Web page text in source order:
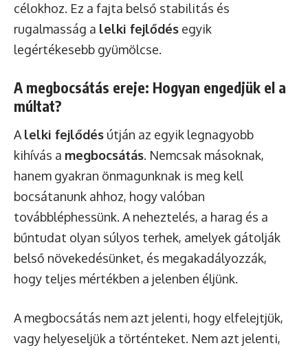
célokhoz. Ez a fajta belső stabilitás és
rugalmasság a lelki fejlődés egyik
legértékesebb gyümölcse.
A megbocsátás ereje: Hogyan engedjük el a
múltat?
A lelki fejlődés útján az egyik legnagyobb
kihívás a megbocsátás. Nemcsak másoknak,
hanem gyakran önmagunknak is meg kell
bocsátanunk ahhoz, hogy valóban
továbbléphessünk. A neheztelés, a harag és a
bűntudat olyan súlyos terhek, amelyek gátolják
belső növekedésünket, és megakadályozzák,
hogy teljes mértékben a jelenben éljünk.
A megbocsátás nem azt jelenti, hogy elfelejtjük,
vagy helyeseljük a történteket. Nem azt jelenti,